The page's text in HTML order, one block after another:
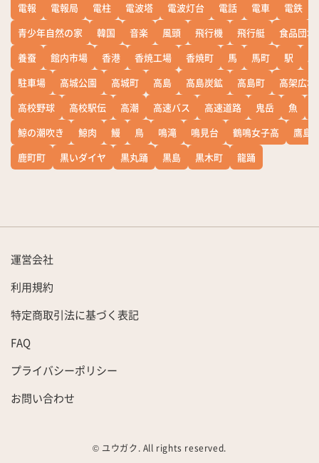
電報
電報局 電柱 電波塔 電波灯台 電話 電車 電鉄
青少年自然の家
韓国 音楽 風頭 飛行機 飛行艇
食品団地
養蚕
館内市場 香港 香焼工場 香焼町 馬 馬町 駅
駐車場
高城公園 高城町 高島 高島炭鉱 高島町
高架広場
高校野球
高校駅伝 高潮 高速バス 高速道路 鬼岳 魚
鯨の潮吹き
鯨肉 鰻 鳥 鳴滝 鳴見台 鶴鳴女子高
鷹島
鹿町町
黒いダイヤ 黒丸踊 黒島 黒木町 龍踊
運営会社
利用規約
特定商取引法に基づく表記
FAQ
プライバシーポリシー
お問い合わせ
© ユウガク. All rights reserved.